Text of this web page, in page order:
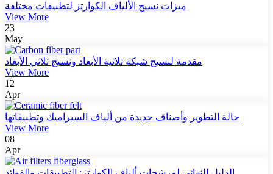
ميزات نسيج الألياف الكوارتز لتطبيقات مختلفة
View More
23
May
مقدمة لنسيج شبكة ثلاثية الأبعاد ونسيج ثلاثي الأبعاد
View More
12
Apr
حالة التطوير وأصناف جديدة من ألياف السيراميك وتطبيقاتها
View More
08
Apr